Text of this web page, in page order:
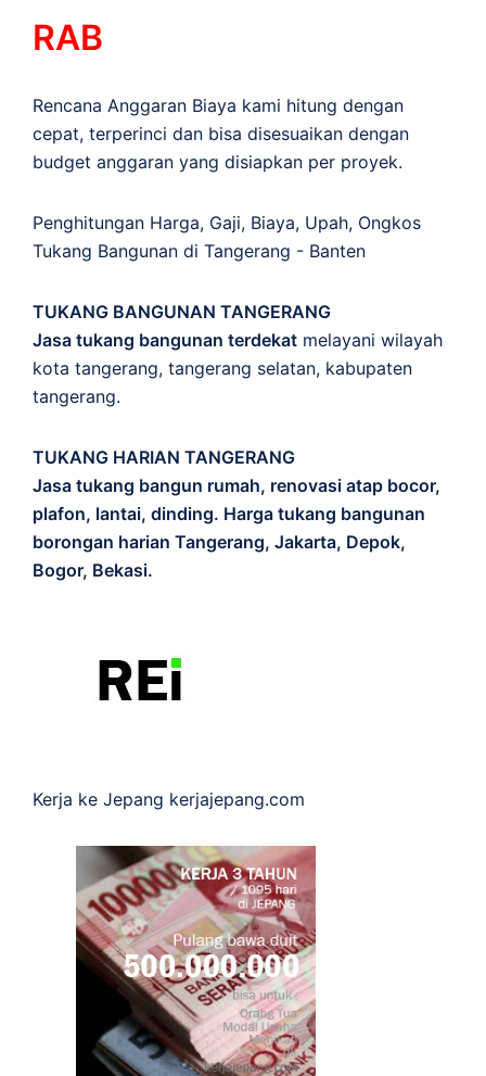
RAB
Rencana Anggaran Biaya kami hitung dengan
cepat, terperinci dan bisa disesuaikan dengan
budget anggaran yang disiapkan per proyek.
Penghitungan Harga, Gaji, Biaya, Upah, Ongkos
Tukang Bangunan di Tangerang - Banten
TUKANG BANGUNAN TANGERANG
Jasa tukang bangunan terdekat melayani wilayah
kota tangerang, tangerang selatan, kabupaten
tangerang.
TUKANG HARIAN TANGERANG
Jasa tukang bangun rumah, renovasi atap bocor,
plafon, lantai, dinding. Harga tukang bangunan
borongan harian Tangerang, Jakarta, Depok,
Bogor, Bekasi.
Kerja ke Jepang kerjajepang.com